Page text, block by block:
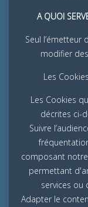
A QUOI
Seul
modifier
Les
Les Cookies
décrites ci-
Suivre
composant
permettant
services ou
Adapter le